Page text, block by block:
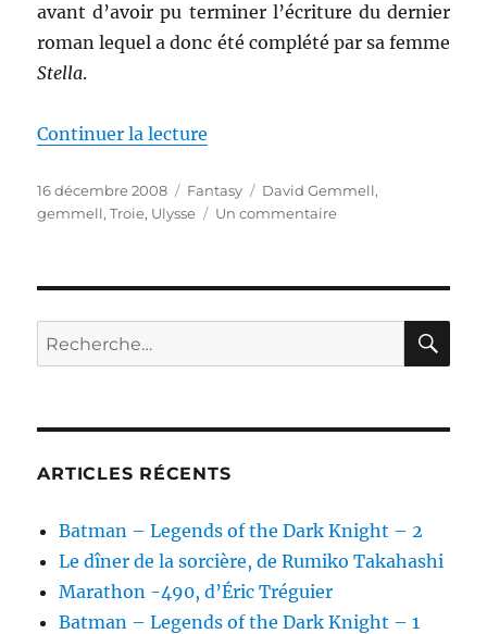
avant d’avoir pu terminer l’écriture du dernier
roman lequel a donc été complété par sa femme
Stella.
Continuer la lecture
Publié
le
16 décembre 2008 Catégories
Fantasy Étiquettes
David Gemmell,
gemmell,Troie, Ulysse Un commentairesur
d’argent,
David
Recherche
pour :
ARTICLES RÉCENTS
Batman – Legends of the Dark Knight – 2
Le dîner de la sorcière, de Rumiko Takahashi
Marathon -490, d’Éric Tréguier
Batman – Legends of the Dark Knight – 1